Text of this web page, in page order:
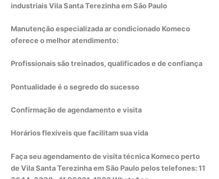
industriais Vila Santa Terezinha em São Paulo
Manutenção especializada ar condicionado Komeco
oferece o melhor atendimento:
Profissionais são treinados, qualificados e de confiança
Pontualidade é o segredo do sucesso
Confirmação de agendamento e visita
Horários flexíveis que facilitam sua vida
Faça seu agendamento de visita técnica Komeco perto
de Vila Santa Terezinha em São Paulo pelos telefones: 11